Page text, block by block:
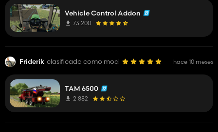
the option i am talking about is hand trottle or *standgas*
where the vehicle drives in gear without a driver. i would
really appreciate if someone told me.
thank you
Vehicle Control Addon
73 200
Friderik clasificado como mod hace 10 meses
TAM 6500
2 882